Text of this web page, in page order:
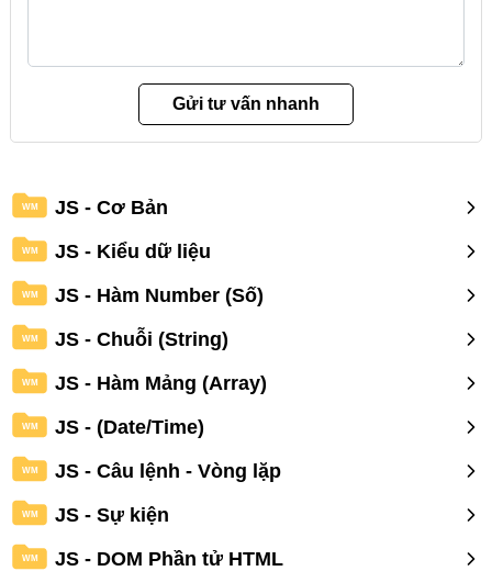
WM JS - Cơ Bản
WM JS - Kiểu dữ liệu
WM JS - Hàm Number (Số)
WM JS - Chuỗi (String)
WM JS - Hàm Mảng (Array)
WM JS - (Date/Time)
WM JS - Câu lệnh - Vòng lặp
WM JS - Sự kiện
WM JS - DOM Phần tử HTML